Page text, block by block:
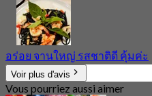
อร่อย จานใหญ่ รสชาติดี คุ้มค่ะ
Voir plus d'avis
Vous pourriez aussi aimer